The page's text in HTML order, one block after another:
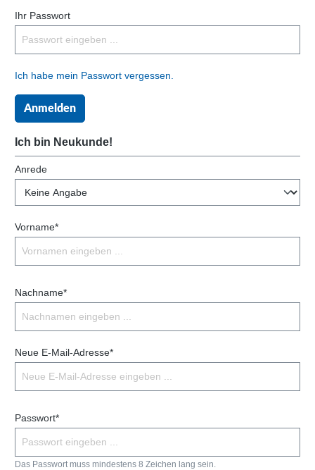
Ihr Passwort
Ich habe mein Passwort vergessen.
Anmelden
Ich bin Neukunde!
Anrede
Vorname*
Nachname*
Neue E-Mail-Adresse*
Passwort*
Das Passwort muss mindestens 8 Zeichen lang sein.